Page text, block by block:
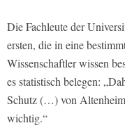
Die Fachleute der
ersten, die in eine
Wissenschaftler wissen
es statistisch belegen:
Schutz (…) von
wichtig.“